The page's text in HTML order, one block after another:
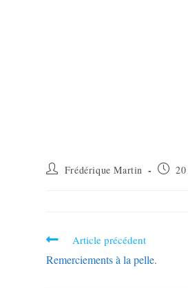
Frédérique Martin
Article précédent
Remerciements à la pelle.